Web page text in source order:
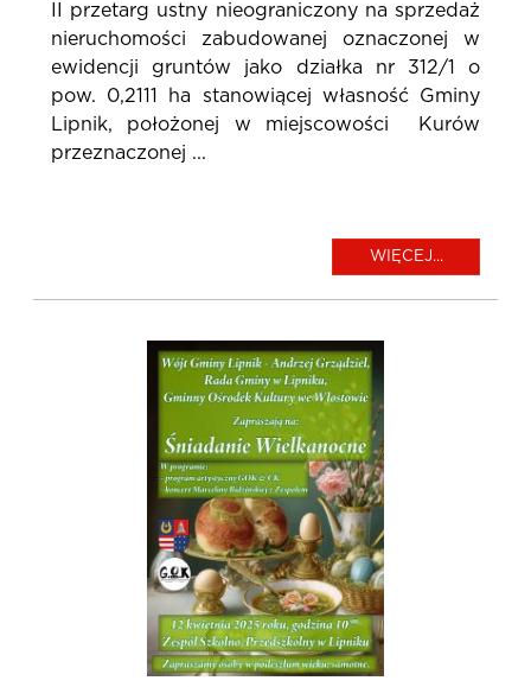
II przetarg ustny nieograniczony na sprzedaż
nieruchomości zabudowanej oznaczonej w
ewidencji gruntów jako działka nr 312/1 o
pow. 0,2111 ha stanowiącej własność Gminy
Lipnik, położonej w miejscowości Kurów
przeznaczonej ...
WIĘCEJ...